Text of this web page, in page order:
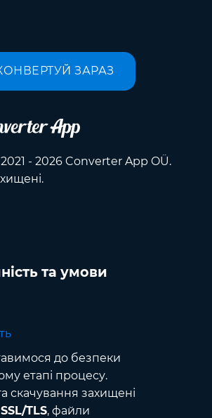
ЗАРАЗ
- 2026 Converter App OÜ.
та умови
до безпеки
етапі процесу.
скачування захищені
TLS, файли